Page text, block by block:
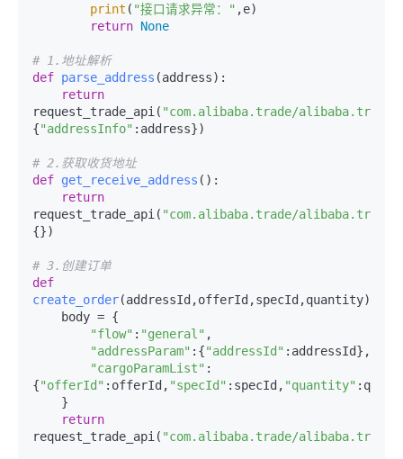
print ( "接口请求异常：" ,e)
return None
# 1.地址解析
def parse_address (address):
return
request_trade_api( "com.alibaba.trade/
{"addressInfo" :address})
# 2.获取收货地址
def get_receive_address ():
return
request_trade_api( "com.alibaba.trade/
{})
# 3.创建订单
def
create_order(addressId,offerId,specId,quantity):
"flow" : "general" ,
"addressParam" :{"addressId" :addressId},
"cargoParamList" :
{"offerId" :offerId, "specId" :specId, "quantity"
return
request_trade_api( "com.alibaba.trade/